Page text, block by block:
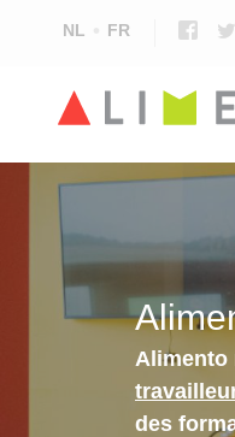
NL FR
Alimento
des